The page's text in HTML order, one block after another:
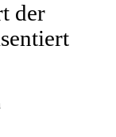
der